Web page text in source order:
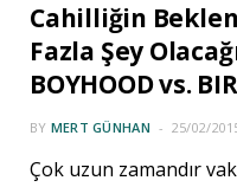
Cahilliğin
Fazla Şey
BOYHOOD vs.
BY MERT GÜNHAN 25/02/
Çok uzun zamandır